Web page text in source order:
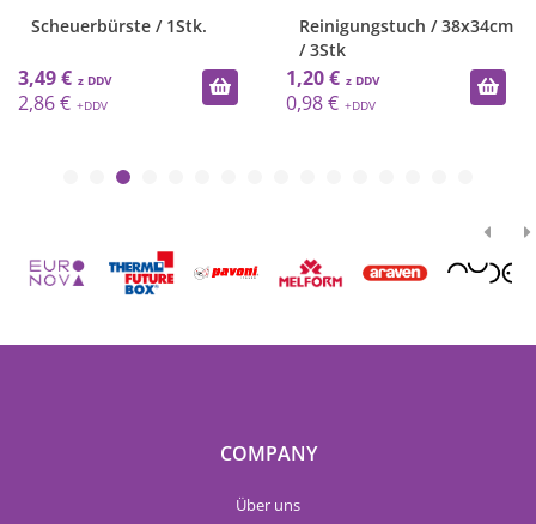
Scheuerbürste / 1Stk.
3,49 €
2,86 €
Reinigungstuch / 38x34cm
/ 3Stk
1,20 €
0,98 €
COMPANY
Über uns